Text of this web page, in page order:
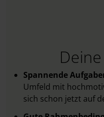
Spannende
Umfeld mit
sich schon jetzt auf